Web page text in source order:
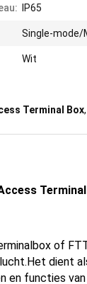
IP65
Single-mode/
Wit
Terminal Box,
of
dient
en functies